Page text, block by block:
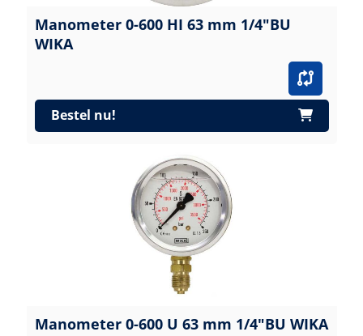
Manometer 0-600 HI 63 mm 1/4"BU
WIKA
Bestel nu!
Manometer 0-600 U 63 mm 1/4"BU WIKA